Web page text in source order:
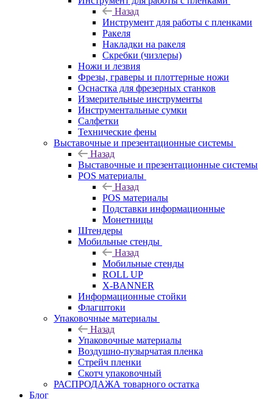
Назад
Инструмент для работы с пленками
Ракеля
Накладки на ракеля
Скребки (чизлеры)
Ножи и лезвия
Фрезы, граверы и плоттерные ножи
Оснастка для фрезерных станков
Измерительные инструменты
Инструментальные сумки
Салфетки
Технические фены
Выставочные и презентационные системы
Назад
Выставочные и презентационные системы
POS материалы
Назад
POS материалы
Подставки информационные
Монетницы
Штендеры
Мобильные стенды
Назад
Мобильные стенды
ROLL UP
X-BANNER
Информационные стойки
Флагштоки
Упаковочные материалы
Назад
Упаковочные материалы
Воздушно-пузырчатая пленка
Стрейч пленки
Скотч упаковочный
РАСПРОДАЖА товарного остатка
Блог